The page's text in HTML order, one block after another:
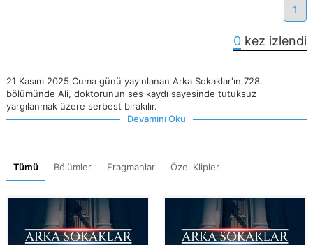
1
0 kez izlendi
21 Kasım 2025 Cuma günü yayınlanan Arka Sokaklar'ın 728.
bölümünde Ali, doktorunun ses kaydı sayesinde tutuksuz
yargılanmak üzere serbest bırakılır.
Devamını Oku
Tümü Bölümler Fragmanlar Özel Klipler